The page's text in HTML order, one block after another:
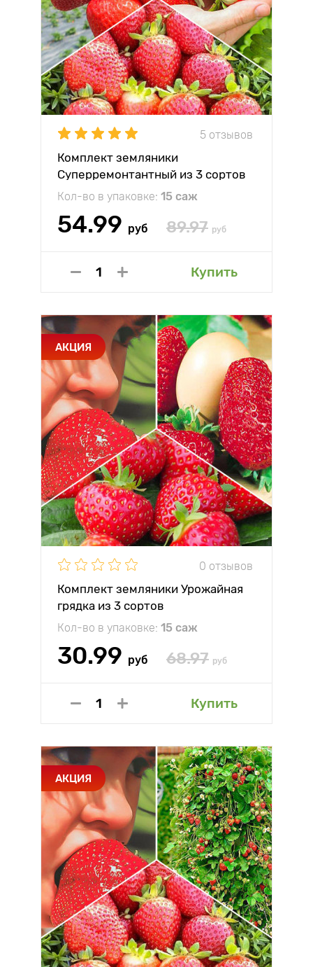
5 отзывов
Комплект земляники
Суперремонтантный из 3 сортов
Кол-во в упаковке: 15 саж
54.99 руб 89.97 руб
Купить
АКЦИЯ
0 отзывов
Комплект земляники Урожайная
грядка из 3 сортов
Кол-во в упаковке: 15 саж
30.99 руб 68.97 руб
Купить
АКЦИЯ